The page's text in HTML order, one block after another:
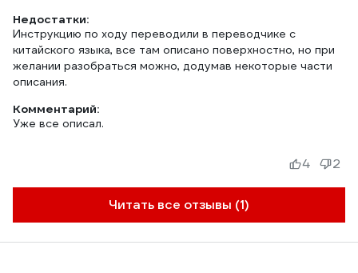
Недостатки:
Инструкцию по ходу переводили в переводчике с
китайского языка, все там описано поверхностно, но при
желании разобраться можно, додумав некоторые части
описания.
Комментарий:
Уже все описал.
Читать все отзывы (1)
4 2